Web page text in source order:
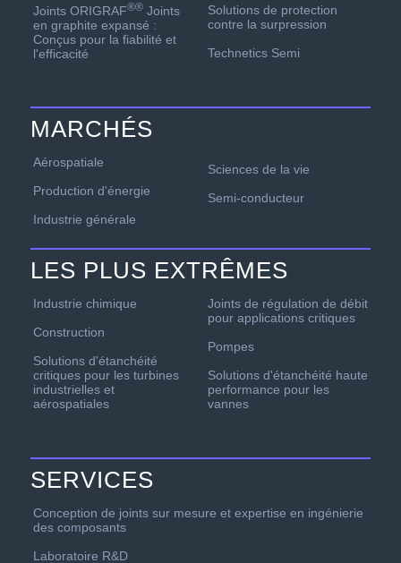
Joints ORIGRAF®®Joints
en graphite expansé :
Conçus pour la fiabilité et
l'efficacité
Solutions de protection
contre la surpression
Technetics Semi
MARCHÉS
Aérospatiale
Production d'énergie
Industrie générale
Sciences de la vie
Semi-conducteur
LES PLUS EXTRÊMES
Industrie chimique
Construction
Solutions d'étanchéité
critiques pour les turbines
industrielles et
aérospatiales
Joints de régulation de débit
pour applications critiques
Pompes
Solutions d'étanchéité haute
performance pour les
vannes
SERVICES
Conception de joints sur mesure et expertise en ingénierie
des composants
Laboratoire R&D